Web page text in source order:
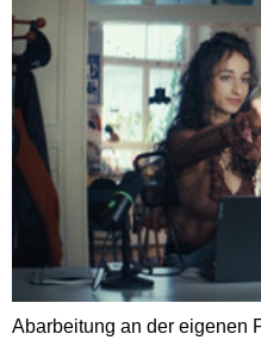
Abarbeitung an der eigenen